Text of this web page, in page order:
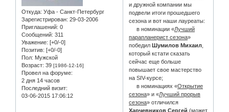
Откуда: Уфа - Санкт-Петербург
Зарегистрирован: 29-03-2006
Приглашений: 0
Сообщений: 311
Уважение: [+0/-0]
Позитив: [+0/-0]
Пол: Мужской
Возраст: 39 [1986-12-16]
Провел на форуме:
2 дня 14 часов
Последний визит:
03-06-2015 17:06:12
и дружной компании мы
подвели итоги прошедшего
сезона и вот наши лауреаты:
в номинации «Лучший
парапланерист сезона»
победилШумилов Михаил
который кстати сказать
сейчас еще больше
повышает свое мастерство
на SIV-курсе;
в номинациях «Открытие
сезона» и «Лучший прорыв
сезона» отличился
Харчевников Сергей (может